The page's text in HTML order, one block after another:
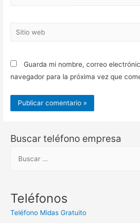
Sitio
Guarda mi nombre, correo
navegador para la próxima vez que
Buscar teléfono empresa
c
Teléfonos
Teléfono Midas Gratuito